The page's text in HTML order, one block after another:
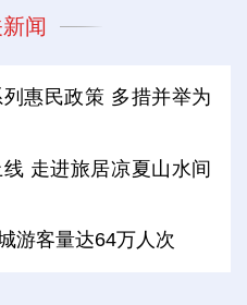
闻
惠民政策 多措并举为
线 走进旅居凉夏山水间
游客量达64万人次